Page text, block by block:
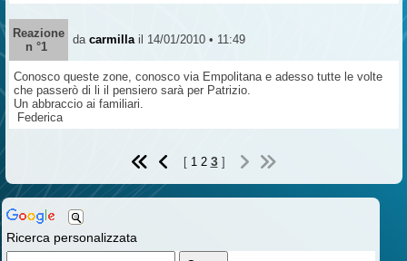
Ricerca personalizzata
Reazione
n °1
da carmilla il 14/01/2010 • 11:49
Conosco queste zone, conosco via Empolitana e adesso tutte le volte
che passerò di li il pensiero sarà per Patrizio.
Un abbraccio ai familiari.
Federica
[ 1 2 3]